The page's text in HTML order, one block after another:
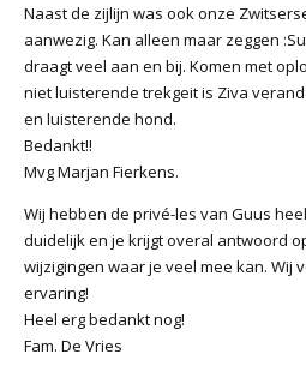
Naast de zijlijn was ook onze
aanwezig. Kan alleen maar zeggen
draagt veel aan en bij. Komen met
niet luisterende trekgeit is Ziva
en luisterende hond.
Bedankt!!
Mvg Marjan Fierkens.
Wij hebben de privé-les van Guus
duidelijk en je krijgt overal antwoord
wijzigingen waar je veel mee kan. Wij
ervaring!
Heel erg bedankt nog!
Fam. De Vries